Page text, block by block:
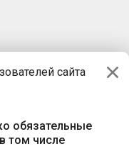
сайта
обязательные
том числе
пр-т Независимости